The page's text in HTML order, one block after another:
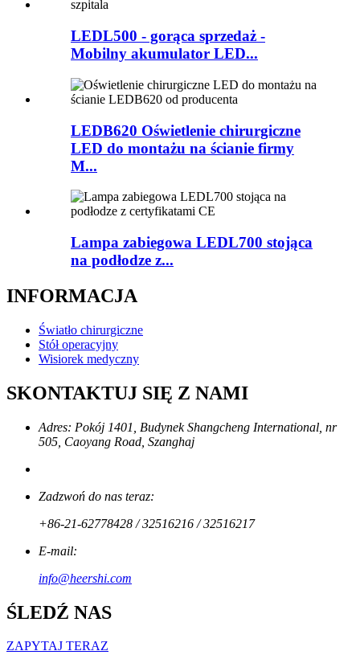
LEDL500 - gorąca sprzedaż -
Mobilny akumulator LED...
LEDB620 Oświetlenie chirurgiczne
LED do montażu na ścianie firmy
M...
Lampa zabiegowa LEDL700 stojąca
na podłodze z...
INFORMACJA
Światło chirurgiczne
Stół operacyjny
Wisiorek medyczny
SKONTAKTUJ SIĘ Z NAMI
Adres: Pokój 1401, Budynek Shangcheng International, nr
505, Caoyang Road, Szanghaj
Zadzwoń do nas teraz:
+86-21-62778428 / 32516216 / 32516217
E-mail:
info@heershi.com
ŚLEDŹ NAS
ZAPYTAJ TERAZ